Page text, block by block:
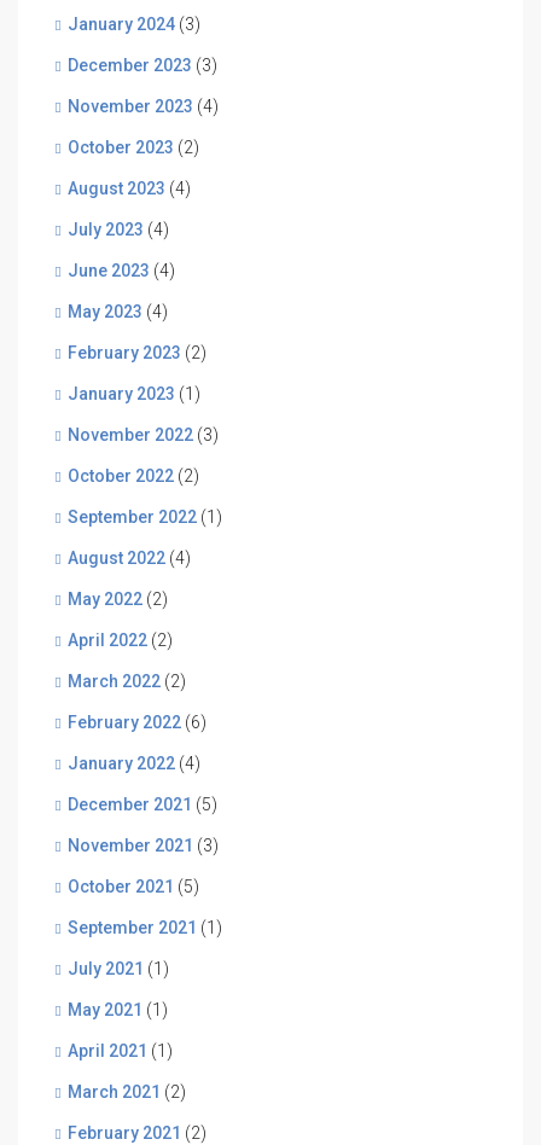
January 2024 (3)
December 2023 (3)
November 2023 (4)
October 2023 (2)
August 2023 (4)
July 2023 (4)
June 2023 (4)
May 2023 (4)
February 2023 (2)
January 2023 (1)
November 2022 (3)
October 2022 (2)
September 2022 (1)
August 2022 (4)
May 2022 (2)
April 2022 (2)
March 2022 (2)
February 2022 (6)
January 2022 (4)
December 2021 (5)
November 2021 (3)
October 2021 (5)
September 2021 (1)
July 2021 (1)
May 2021 (1)
April 2021 (1)
March 2021 (2)
February 2021 (2)